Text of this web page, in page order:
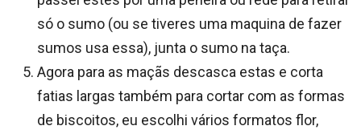
só o sumo (ou se tiveres uma maquina de fazer
sumos usa essa), junta o sumo na taça.
Agora para as maçãs descasca estas e corta
fatias largas também para cortar com as formas
de biscoitos, eu escolhi vários formatos flor,